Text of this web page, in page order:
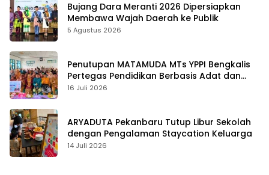
Bujang Dara Meranti 2026 Dipersiapkan
Membawa Wajah Daerah ke Publik
5 Agustus 2026
Penutupan MATAMUDA MTs YPPI Bengkalis
Pertegas Pendidikan Berbasis Adat dan
Karakter
16 Juli 2026
ARYADUTA Pekanbaru Tutup Libur Sekolah
dengan Pengalaman Staycation Keluarga
14 Juli 2026